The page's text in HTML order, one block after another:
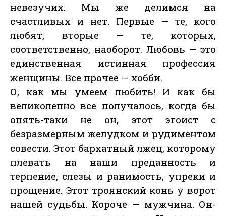
невезучих. Мы же делимся на
счастливых и нет. Первые — те, кого
любят, вторые — те, которых,
соответственно, наоборот. Любовь — это
единственная истинная профессия
женщины. Все прочее — хобби.
О, как мы умеем любить! И как бы
великолепно все получалось, когда бы
опять-таки не он, этот эгоист с
безразмерным желудком и рудиментом
совести. Этот бархатный лжец, которому
плевать на наши преданность и
терпение, слезы и ранимость, упреки и
прощение. Этот троянский конь у ворот
нашей судьбы. Короче — мужчина. Он-